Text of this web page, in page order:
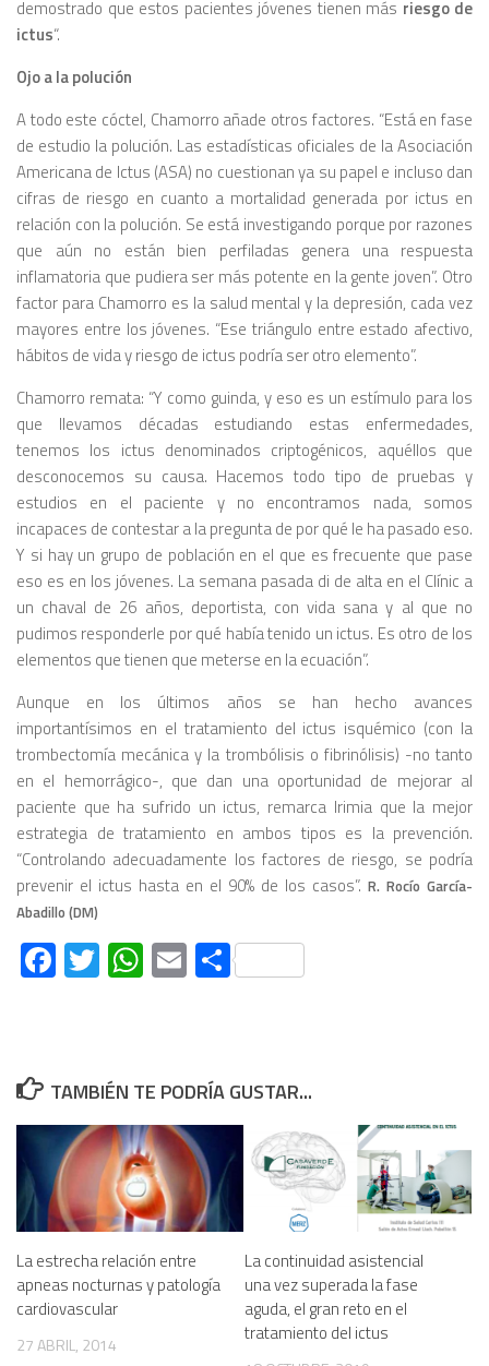
demostrado que estos pacientes jóvenes tienen más riesgo de
ictus“.
Ojo a la polución
A todo este cóctel, Chamorro añade otros factores. “Está en fase
de estudio la polución. Las estadísticas oficiales de la Asociación
Americana de Ictus (ASA) no cuestionan ya su papel e incluso dan
cifras de riesgo en cuanto a mortalidad generada por ictus en
relación con la polución. Se está investigando porque por razones
que aún no están bien perfiladas genera una respuesta
inflamatoria que pudiera ser más potente en la gente joven”. Otro
factor para Chamorro es la salud mental y la depresión, cada vez
mayores entre los jóvenes. “Ese triángulo entre estado afectivo,
hábitos de vida y riesgo de ictus podría ser otro elemento”.
Chamorro remata: “Y como guinda, y eso es un estímulo para los
que llevamos décadas estudiando estas enfermedades,
tenemos los ictus denominados criptogénicos, aquéllos que
desconocemos su causa. Hacemos todo tipo de pruebas y
estudios en el paciente y no encontramos nada, somos
incapaces de contestar a la pregunta de por qué le ha pasado eso.
Y si hay un grupo de población en el que es frecuente que pase
eso es en los jóvenes. La semana pasada di de alta en el Clínic a
un chaval de 26 años, deportista, con vida sana y al que no
pudimos responderle por qué había tenido un ictus. Es otro de los
elementos que tienen que meterse en la ecuación”.
Aunque en los últimos años se han hecho avances
importantísimos en el tratamiento del ictus isquémico (con la
trombectomía mecánica y la trombólisis o fibrinólisis) -no tanto
en el hemorrágico-, que dan una oportunidad de mejorar al
paciente que ha sufrido un ictus, remarca Irimia que la mejor
estrategia de tratamiento en ambos tipos es la prevención.
“Controlando adecuadamente los factores de riesgo, se podría
prevenir el ictus hasta en el 90% de los casos”. R. Rocío García-
Abadillo (DM)
Facebook
Twitter
WhatsApp
EmailCompartir
TAMBIÉN TE PODRÍA GUSTAR...
La estrecha relación entre
apneas nocturnas y patología
cardiovascular
27 ABRIL, 2014
La continuidad asistencial
una vez superada la fase
aguda, el gran reto en el
tratamiento del ictus